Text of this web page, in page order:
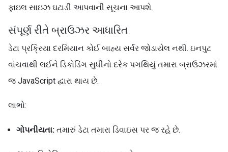
ફાઇલ સાઇઝ ઘટાડી આપવાની સૂચના આપશે.
સંપૂર્ણ રીતે બ્રાઉઝર આધારિત
ડેટા પ્રક્રિયા દરમિયાન કોઈ બાહ્ય સર્વર જોડાયેલ નથી. ઇનપુટ
વાંચવાથી લઈને ડિકોડિંગ સુધીનો દરેક પગથિયું તમારા બ્રાઉઝરમાં
જ JavaScript દ્વારા થાય છે.
લાભો:
ગોપનીયતા: તમારું ડેટા તમારા ડિવાઇસ પર જ રહે છે.